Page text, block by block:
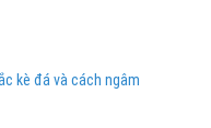
kè đá và cách ngâm